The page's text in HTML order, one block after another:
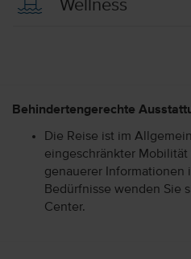
Wellness
Behindertengerechte
Die Reise ist im
eingeschränkter
genauerer Informationen
Bedürfnisse wenden Sie
Center.